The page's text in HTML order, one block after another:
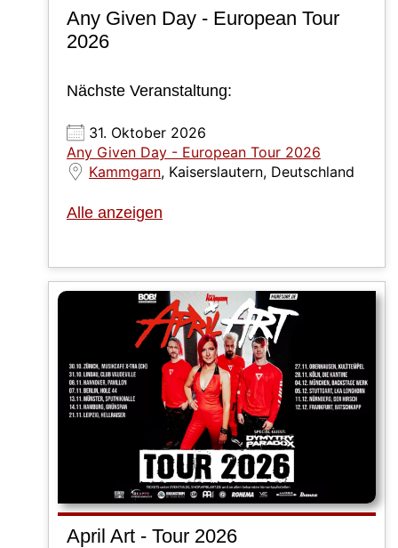
Any Given Day - European Tour
2026
Nächste Veranstaltung:
31. Oktober 2026
Any Given Day - European Tour 2026
Kammgarn, Kaiserslautern, Deutschland
Alle anzeigen
April Art - Tour 2026